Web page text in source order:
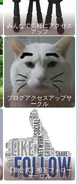
みんなで気軽にアクセス
アップ
ブログアクセスアップサ
ークル
【非公式】相互フォロー
サークル